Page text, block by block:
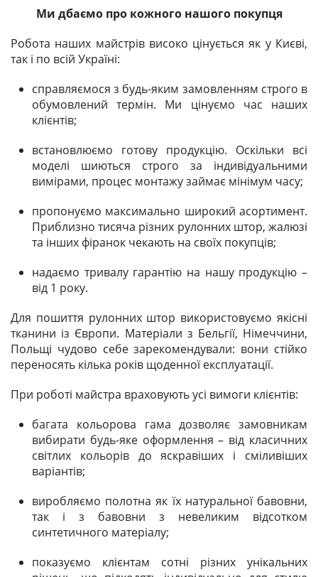
Ми дбаємо про кожного нашого покупця
Робота наших майстрів високо цінується як у Києві,
так і по всій Україні:
справляємося з будь-яким замовленням строго в
обумовлений термін. Ми цінуємо час наших
клієнтів;
встановлюємо готову продукцію. Оскільки всі
моделі шиються строго за індивідуальними
вимірами, процес монтажу займає мінімум часу;
пропонуємо максимально широкий асортимент.
Приблизно тисяча різних рулонних штор, жалюзі
та інших фіранок чекають на своїх покупців;
надаємо тривалу гарантію на нашу продукцію –
від 1 року.
Для пошиття рулонних штор використовуємо якісні
тканини із Європи. Матеріали з Бельгії, Німеччини,
Польщі чудово себе зарекомендували: вони стійко
переносять кілька років щоденної експлуатації.
При роботі майстра враховують усі вимоги клієнтів:
багата кольорова гама дозволяє замовникам
вибирати будь-яке оформлення – від класичних
світлих кольорів до яскравіших і сміливіших
варіантів;
виробляємо полотна як їх натуральної бавовни,
так і з бавовни з невеликим відсотком
синтетичного матеріалу;
показуємо клієнтам сотні різних унікальних